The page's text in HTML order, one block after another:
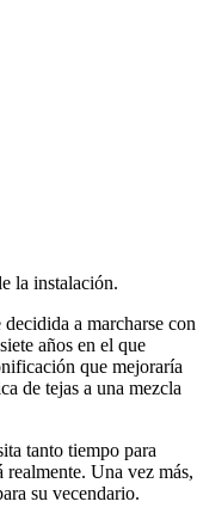
la instalación.
a marcharse con
años en el que
que mejoraría
de tejas a una mezcla
tanto tiempo para
realmente. Una vez más,
su vecendario.